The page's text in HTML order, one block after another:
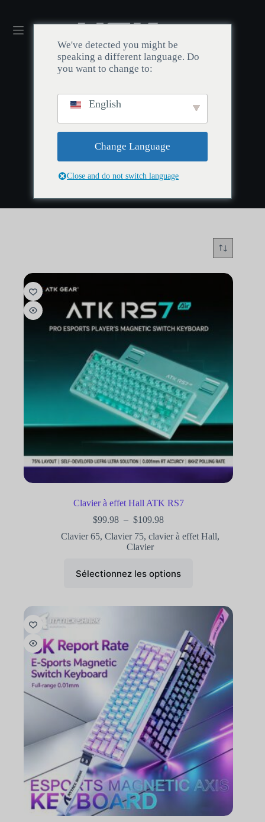
Accueil / Clavier / Clavier 65
Clavier 65
Clavier à effet Hall ATK RS7
$99.98 – $109.98
Clavier 65,Clavier 75,clavier à effet Hall,
Clavier
Sélectionnez les options
We've detected you might be
speaking a different language. Do
you want to change to:
English
Change Language
Close and do not switch language